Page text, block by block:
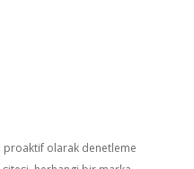
proaktif olarak denetleme